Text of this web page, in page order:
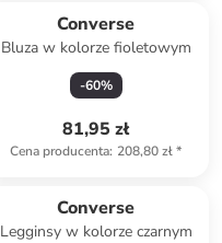
Converse
Bluza w kolorze fioletowym
-60%
81,95 zł
Cena producenta: 208,80 zł*
Converse
Legginsy w kolorze czarnym